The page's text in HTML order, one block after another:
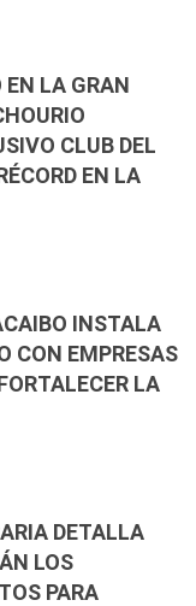
LA GRAN
CLUB DEL
EN LA
INSTALA
CON EMPRESAS
LA
DETALLA
LOS
PARA